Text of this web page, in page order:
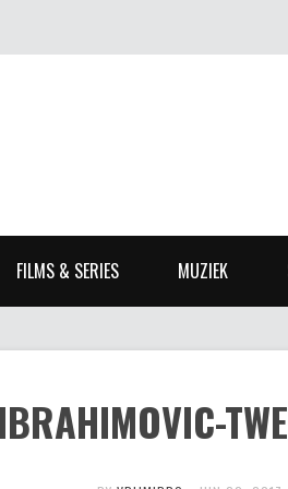
FILMS & SERIES MUZIEK